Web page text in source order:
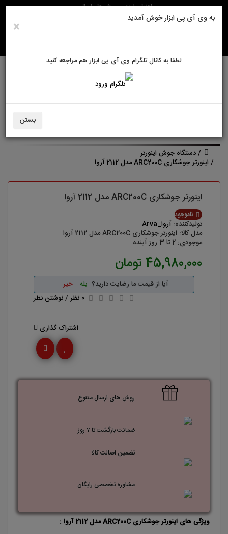
راهنمای خرید روش های ارسال
دستگاه جوش اینورتر
اینورتر جوشکاری ARC200C مدل 2112 آروا
اینورتر جوشکاری ARC200C مدل 2112 آروا
ناموجود
تولیدکننده: آروا_Arva
مدل کالا: اینورتر جوشکاری ARC200C مدل 2112 آروا
موجودی: 2 تا 3 روز آینده
45,980,000 تومان
آیا از قیمت ما رضایت دارید؟ بله
خیر
0 نظر
/نوشتن نظر
اشتراک گذاری
روش های ارسال متنوع
ضمانت بازگشت تا ۷ روز
تضمین اصالت کالا
مشاوره تخصصی رایگان
ویژگی های اینورتر جوشکاری ARC200C مدل 2112 آروا :
به وی آی پی ابزار خوش آمدید
×
لطفا به کانال تلگرام وی آی پی ابزار هم مراجعه کنید
بستن